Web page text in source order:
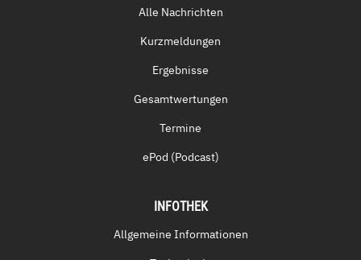
Alle Nachrichten
Kurzmeldungen
Ergebnisse
Gesamtwertungen
Termine
ePod (Podcast)
INFOTHEK
Allgemeine Informationen